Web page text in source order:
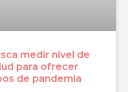
medir nivel de
para ofrecer
de pandemia